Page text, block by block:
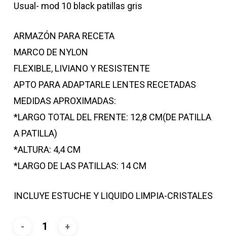
Usual- mod 10 black patillas gris
ARMAZÓN PARA RECETA
MARCO DE NYLON
FLEXIBLE, LIVIANO Y RESISTENTE
APTO PARA ADAPTARLE LENTES RECETADAS
MEDIDAS APROXIMADAS:
*LARGO TOTAL DEL FRENTE: 12,8 CM(DE PATILLA
A PATILLA)
*ALTURA: 4,4 CM
*LARGO DE LAS PATILLAS: 14 CM
INCLUYE ESTUCHE Y LIQUIDO LIMPIA-CRISTALES